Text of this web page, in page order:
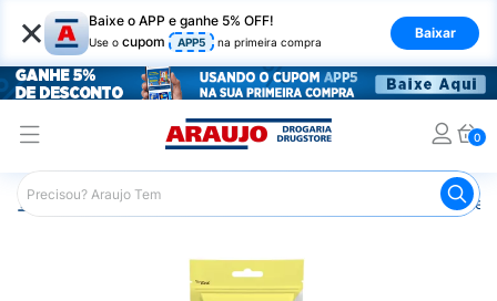
× Baixe o APP e ganhe 5% OFF!
Use o cupom APP5 na primeira compra
Baixar
0
Araujo Nutrição Saudável Chocolate